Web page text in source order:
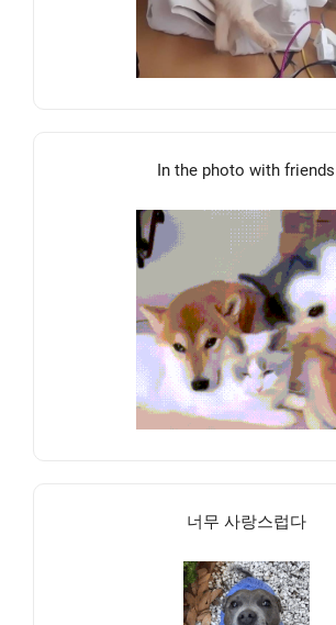
In the photo with friends
너무 사랑스럽다